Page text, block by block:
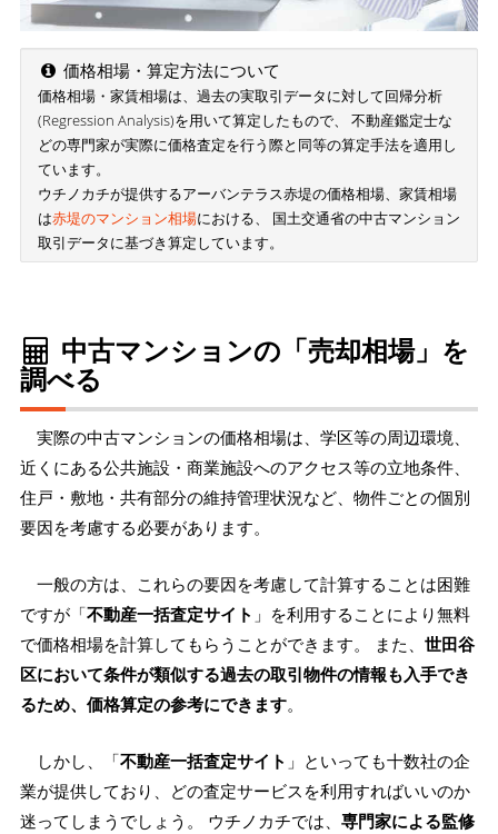
価格相場・算定方法について
価格相場・家賃相場は、過去の実取引データに対して回帰分析
(Regression Analysis)を用いて算定したもので、 不動産鑑定士な
どの専門家が実際に価格査定を行う際と同等の算定手法を適用し
ています。
ウチノカチが提供するアーバンテラス赤堤の価格相場、家賃相場
は赤堤のマンション相場における、 国土交通省の中古マンション
取引データに基づき算定しています。
中古マンションの「売却相場」を
調べる
実際の中古マンションの価格相場は、学区等の周辺環境、
近くにある公共施設・商業施設へのアクセス等の立地条件、
住戸・敷地・共有部分の維持管理状況など、物件ごとの個別
要因を考慮する必要があります。
一般の方は、これらの要因を考慮して計算することは困難
ですが「不動産一括査定サイト 」を利用することにより無料
で価格相場を計算してもらうことができます。 また、 世田谷
区において条件が類似する過去の取引物件の情報も入手でき
るため、価格算定の参考にできます。
しかし、「不動産一括査定サイト 」といっても十数社の企
業が提供しており、どの査定サービスを利用すればいいのか
迷ってしまうでしょう。 ウチノカチでは、 専門家による監修